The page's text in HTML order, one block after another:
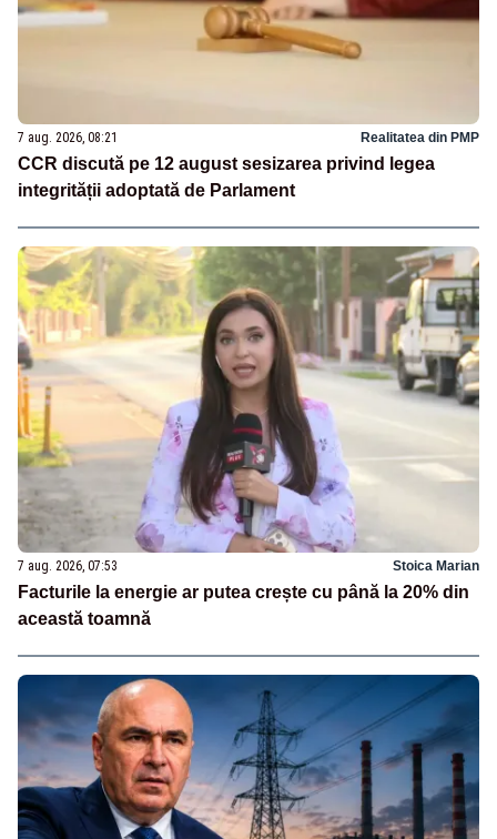
7 aug. 2026, 08:21 Realitatea din PMP
CCR discută pe 12 august sesizarea privind legea
integrității adoptată de Parlament
7 aug. 2026, 07:53 Stoica Marian
Facturile la energie ar putea crește cu până la 20% din
această toamnă